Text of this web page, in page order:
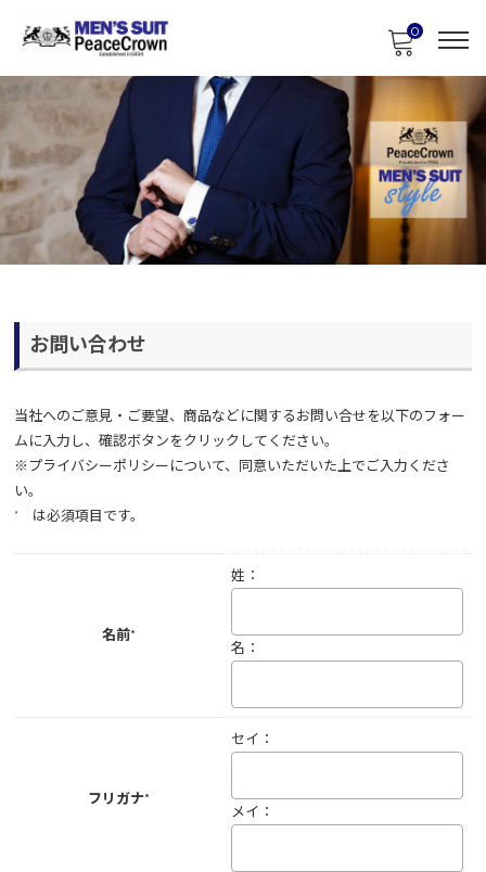
0
お問い合わせ
当社へのご意見・ご要望、商品などに関するお問い合せを以下のフォー
ムに入力し、確認ボタンをクリックしてください。
※ プライバシーポリシー について、同意いただいた上でご入力くださ
い。
* は必須項目です。
名前*
姓：
名：
フリガナ*
セイ：
メイ：